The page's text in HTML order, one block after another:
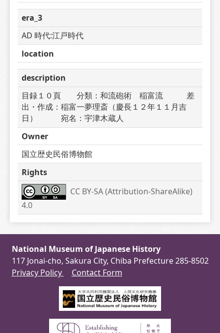
era_3
AD 時代:江戸時代
location
description
目録１０頁　　分類：和流砲術　稲富流　　　差
出・作成：稲富一夢理斎（慶長１２年１１月吉
日）　　　宛名：宇津木蔵人
Owner
国立歴史民俗博物館
Rights
CC BY-SA (Attribution-ShareAlike)
4.0
National Museum of Japanese History
117 Jonai-cho, Sakura City, Chiba Prefecture 285-8502
Privacy Policy
Contact Form